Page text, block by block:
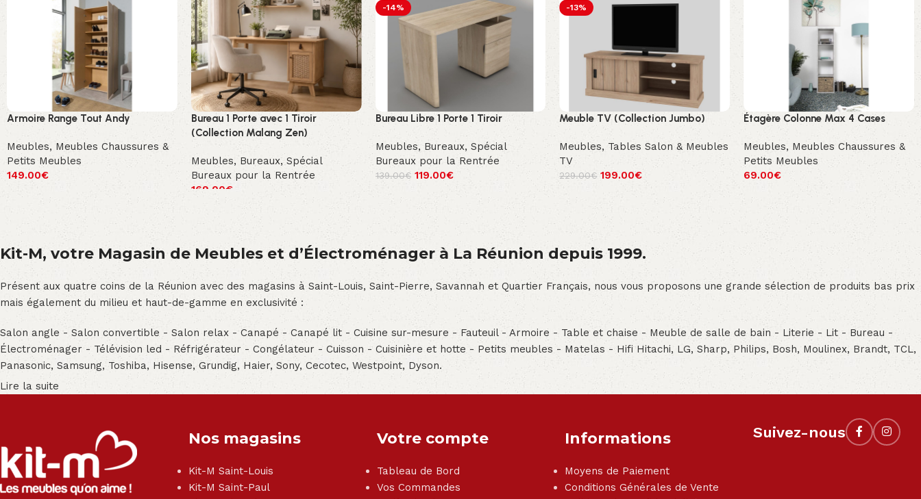
Armoire Range Tout Andy
Meubles, Meubles Chaussures &
Petits Meubles
149.00€
Bureau 1 Porte avec 1 Tiroir
(Collection Malang Zen)
Meubles, Bureaux, Spécial
Bureaux pour la Rentrée
169.00€
-14%
Bureau Libre 1 Porte 1 Tiroir
Meubles, Bureaux, Spécial
Bureaux pour la Rentrée
139.00€ 119.00€
-13%
Meuble TV (Collection Jumbo)
Meubles, Tables Salon & Meubles
TV
229.00€ 199.00€
Étagère Colonne Max 4 Cases
Meubles, Meubles Chaussures &
Petits Meubles
69.00€
Kit-M, votre Magasin de Meubles et d’Électroménager à La Réunion depuis 1999.
Présent aux quatre coins de la Réunion avec des magasins à Saint-Louis, Saint-Pierre, Savannah et Quartier Français, nous vous proposons une grande sélection de produits bas prix
mais également du milieu et haut-de-gamme en exclusivité :
Salon angle - Salon convertible - Salon relax - Canapé - Canapé lit - Cuisine sur-mesure - Fauteuil - Armoire - Table et chaise - Meuble de salle de bain - Literie - Lit - Bureau -
Électroménager - Télévision led - Réfrigérateur - Congélateur - Cuisson - Cuisinière et hotte - Petits meubles - Matelas - Hifi Hitachi, LG, Sharp, Philips, Bosh, Moulinex, Brandt, TCL,
Panasonic, Samsung, Toshiba, Hisense, Grundig, Haier, Sony, Cecotec, Westpoint, Dyson.
Lire la suite
Nos magasins
Kit-M Saint-Louis
Kit-M Saint-Paul
Votre compte
Tableau de Bord
Vos Commandes
Informations
Moyens de Paiement
Conditions Générales de Vente
Suivez-nous